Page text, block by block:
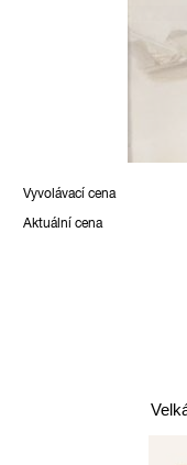
Vyvolávací cena
Aktuální cena